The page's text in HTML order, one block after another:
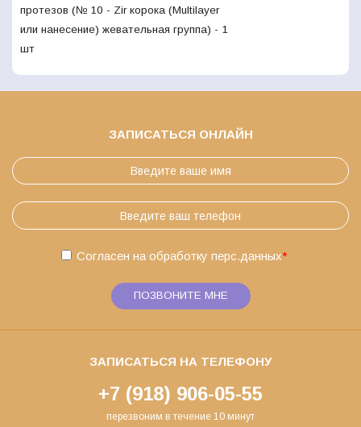
протезов (№ 10 - Zir корока (Multilayer
или нанесение) жевательная группа) - 1
шт
ЗАПИСАТЬСЯ ОНЛАЙН
Согласен на обработку перс.данных*
ПОЗВОНИТЕ МНЕ
ЗАПИСАТЬСЯ НА ТЕЛЕФОНУ
+7 (918) 906-05-55
перезвоним в течение 10 минут